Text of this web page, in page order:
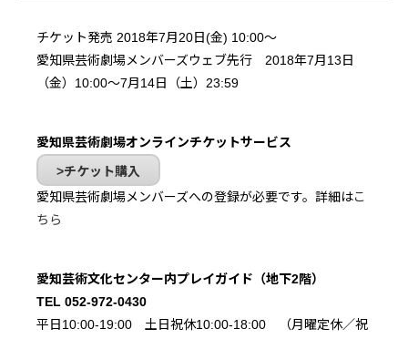
チケット発売 2018年7月20日(金) 10:00～
愛知県芸術劇場メンバーズウェブ先行 2018年7月13日
（金）10:00～7月14日（土）23:59
愛知県芸術劇場オンラインチケットサービス
チケット購入
愛知県芸術劇場メンバーズへの登録が必要です。詳細はこ
ちら
愛知芸術文化センター内プレイガイド（地下2階）
TEL 052-972-0430
平日10:00-19:00 土日祝休10:00-18:00 （月曜定休／祝